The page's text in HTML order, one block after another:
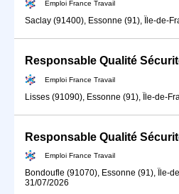
Emploi France Travail
Saclay (91400), Essonne (91), Île-de-
Emploi France Travail
Lisses (91090), Essonne (91), Île-de-
Emploi France Travail
Bondoufle (91070), Essonne (91), Île-
31/07/2026